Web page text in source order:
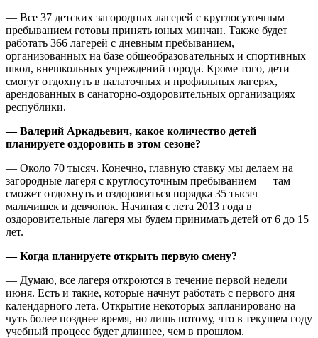
— Все 37 детских загородных лагерей с круглосуточным
пребыванием готовы принять юных минчан. Также будет
работать 366 лагерей с дневным пребыванием,
организованных на базе общеобразовательных и спортивных
школ, внешкольных учреждений города. Кроме того, дети
смогут отдохнуть в палаточных и профильных лагерях,
арендованных в санаторно-оздоровительных организациях
республики.
— Валерий Аркадьевич, какое количество детей
планируете оздоровить в этом сезоне?
— Около 70 тысяч. Конечно, главную ставку мы делаем на
загородные лагеря с круглосуточным пребыванием — там
сможет отдохнуть и оздоровиться порядка 35 тысяч
мальчишек и девчонок. Начиная с лета 2013 года в
оздоровительные лагеря мы будем принимать детей от 6 до 15
лет.
— Когда планируете открыть первую смену?
— Думаю, все лагеря откроются в течение первой недели
июня. Есть и такие, которые начнут работать с первого дня
календарного лета. Открытие некоторых запланировано на
чуть более позднее время, но лишь потому, что в текущем году
учебный процесс будет длиннее, чем в прошлом.